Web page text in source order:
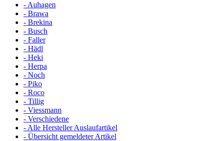
- Auhagen
- Brawa
- Brekina
- Busch
- Faller
- Hädl
- Heki
- Herpa
- Noch
- Piko
- Roco
- Tillig
- Viessmann
- Verschiedene
- Alle Hersteller Auslaufartikel
- Übersicht gemeldeter Artikel